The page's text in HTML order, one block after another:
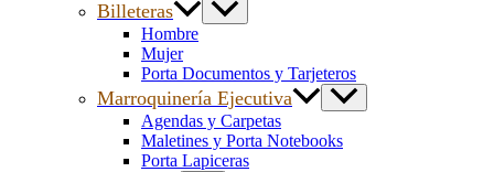
Billeteras
Hombre
Mujer
Porta Documentos y Tarjeteros
Marroquinería Ejecutiva
Agendas y Carpetas
Maletines y Porta Notebooks
Porta Lapiceras